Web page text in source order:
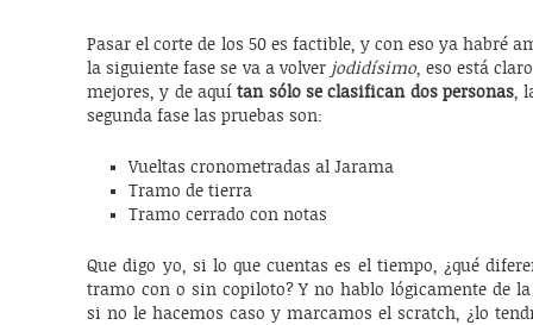
Pasar el corte de los 50 es factible, y con eso ya habré
la siguiente fase se va a volver jodidísimo, eso está
mejores, y de aquítan sólo se clasifican dos personas,
segunda fase las pruebas son:
Vueltas cronometradas al Jarama
Tramo de tierra
Tramo cerrado con notas
Que digo yo, si lo que cuentas es el tiempo, ¿qué
tramo con o sin copiloto? Y no hablo lógicamente de
si no le hacemos caso y marcamos el scratch, ¿lo